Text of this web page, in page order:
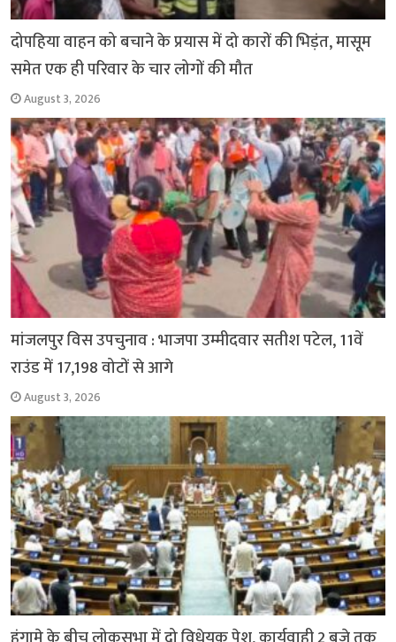
दोपहिया वाहन को बचाने के प्रयास में दो कारों की भिड़ंत, मासूम
समेत एक ही परिवार के चार लोगों की मौत
August 3, 2026
मांजलपुर विस उपचुनाव : भाजपा उम्मीदवार सतीश पटेल, 11वें
राउंड में 17,198 वोटों से आगे
August 3, 2026